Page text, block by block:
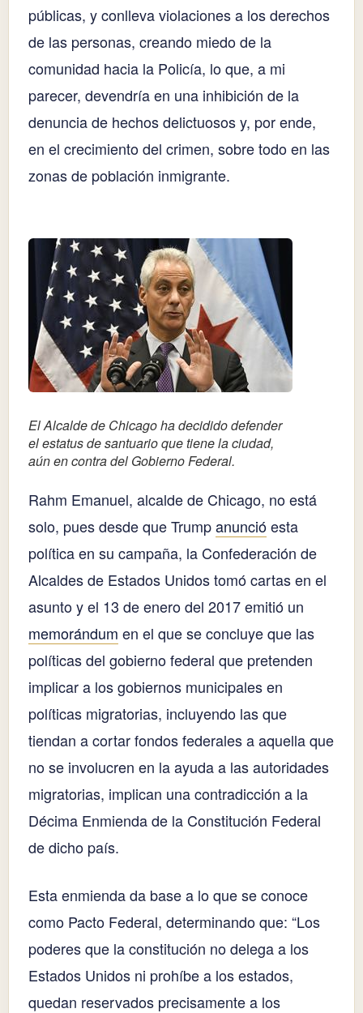
públicas, y conlleva violaciones a los derechos
de las personas, creando miedo de la
comunidad hacia la Policía, lo que, a mi
parecer, devendría en una inhibición de la
denuncia de hechos delictuosos y, por ende,
en el crecimiento del crimen, sobre todo en las
zonas de población inmigrante.
El Alcalde de Chicago ha decidido defender
el estatus de santuario que tiene la ciudad,
aún en contra del Gobierno Federal.
Rahm Emanuel, alcalde de Chicago, no está
solo, pues desde que Trumpanuncióesta
política en su campaña, la Confederación de
Alcaldes de Estados Unidos tomó cartas en el
asunto y el 13 de enero del 2017 emitió un
memorándum en el que se concluye que las
políticas del gobierno federal que pretenden
implicar a los gobiernos municipales en
políticas migratorias, incluyendo las que
tiendan a cortar fondos federales a aquella que
no se involucren en la ayuda a las autoridades
migratorias, implican una contradicción a la
Décima Enmienda de la Constitución Federal
de dicho país.
Esta enmienda da base a lo que se conoce
como Pacto Federal, determinando que: “Los
poderes que la constitución no delega a los
Estados Unidos ni prohíbe a los estados,
quedan reservados precisamente a los